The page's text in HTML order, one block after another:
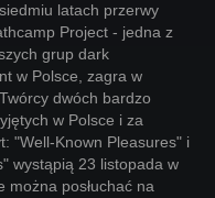
latach przerwy
Project - jedna z
grup dark
w Polsce, zagra w
dwóch bardzo
w Polsce i za
"Well-Known Pleasures" i
wystąpią 23 listopada w
można posłuchać na